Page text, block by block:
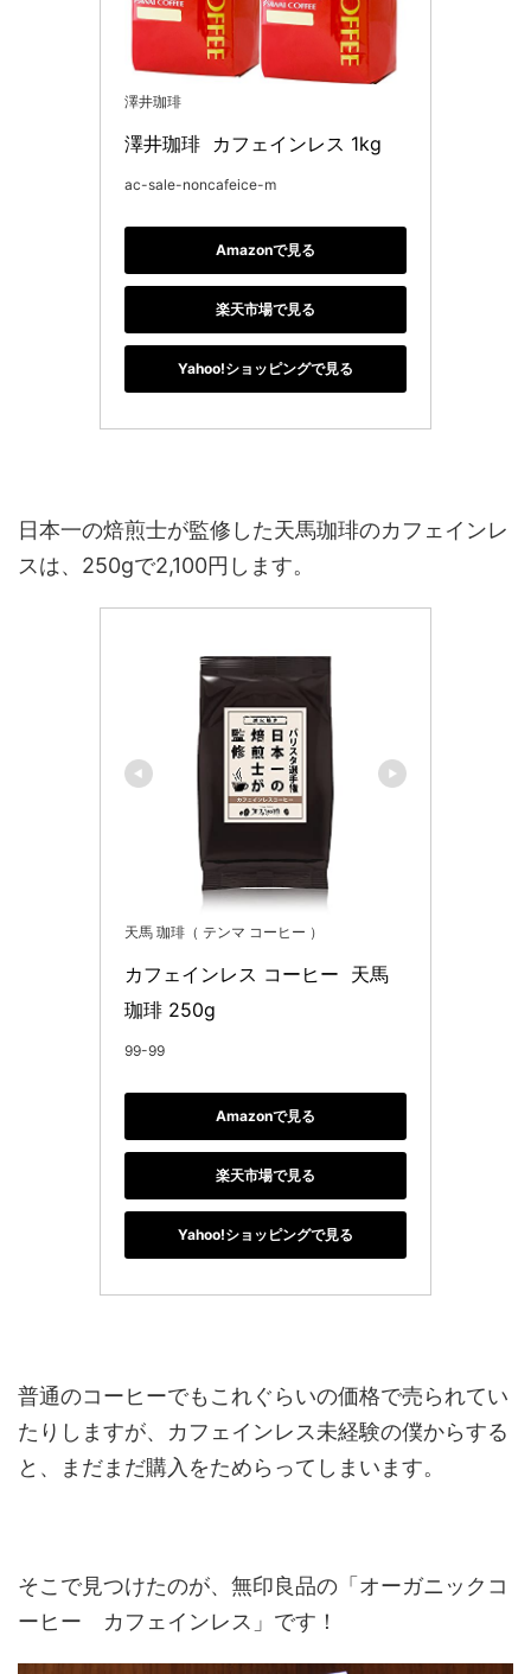
澤井珈琲
澤井珈琲  カフェインレス 1kg
ac-sale-noncafeice-m
Amazonで見る
楽天市場で見る
Yahoo!ショッピングで見る
日本一の焙煎士が監修した天馬珈琲のカフェインレ
スは、250gで2,100円します。
天馬 珈琲（ テンマ コーヒー ）
カフェインレス コーヒー  天馬
珈琲 250g
99-99
Amazonで見る
楽天市場で見る
Yahoo!ショッピングで見る
普通のコーヒーでもこれぐらいの価格で売られてい
たりしますが、カフェインレス未経験の僕からする
と、まだまだ購入をためらってしまいます。
そこで見つけたのが、無印良品の「オーガニックコ
ーヒー カフェインレス」です！